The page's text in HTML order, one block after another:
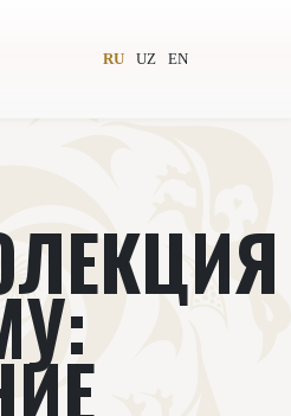
RU UZ EN
Всемирное общество
Новости
Подкасты